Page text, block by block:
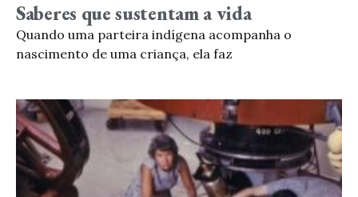
Saberes que sustentam a vida
Quando uma parteira indígena acompanha o
nascimento de uma criança, ela faz